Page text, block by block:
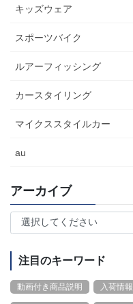
キッズウェア
スポーツバイク
ルアーフィッシング
カースタイリング
マイクススタイルカー
au
アーカイブ
注目のキーワード
動画付き商品説明 入荷情報